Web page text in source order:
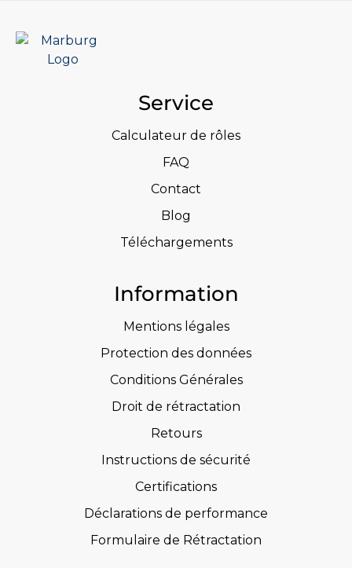
Service
Calculateur de rôles
FAQ
Contact
Blog
Téléchargements
Information
Mentions légales
Protection des données
Conditions Générales
Droit de rétractation
Retours
Instructions de sécurité
Certifications
Déclarations de performance
Formulaire de Rétractation